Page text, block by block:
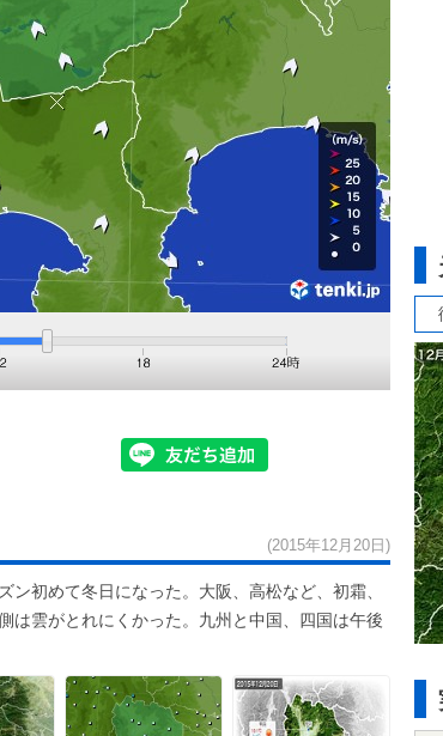
(2015年12月20日)
初めて冬日になった。大阪、高松など、初霜、
は雲がとれにくかった。九州と中国、四国は午後